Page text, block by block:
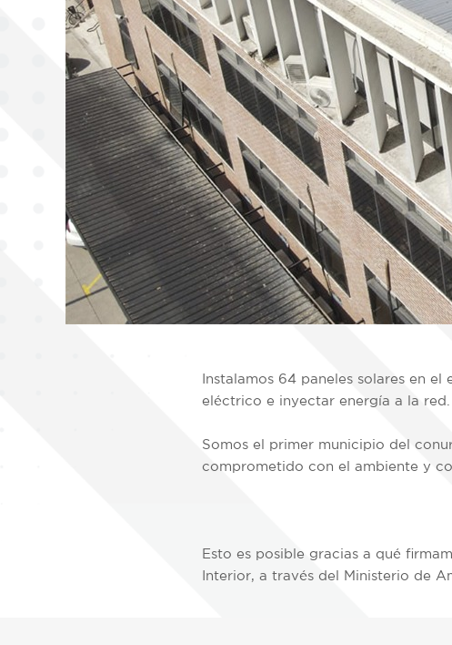
Instalamos 64 paneles solares en
eléctrico e inyectar energía a la red.
Somos el primer municipio del
comprometido con el ambiente y
Esto es posible gracias a qué
Interior, a través del Ministerio de